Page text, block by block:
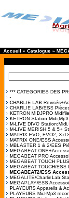
Accueil » Catalogue »
*** CATEGORIES DES
-
CHARLIE LAB
CHARLIE LAB/ESS
KETRON MIDJPRO
KETRON Station
M-LIVE DIVO
M-LIVE MERISH 5 & 5+
MATRIX EVO, EVO2, Xxl
MATRIX ONE/ESS
MBLASTER 1 & 2/EES
MEGABEAT
MEGABEAT PRO
MEGABEAT TOUCH
MEGABEAT TOUCH/ESS
MEGABEAT2/ESS
MEGALITE/
MEGAPLAY/ESS
PLAYEURS Appareils &
PLAYEURS Mid-Mp3